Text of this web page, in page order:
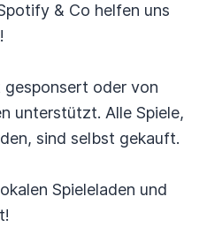
& Co helfen uns
oder von
unterstützt. Alle Spiele,
sind selbst gekauft.
Spieleladen und